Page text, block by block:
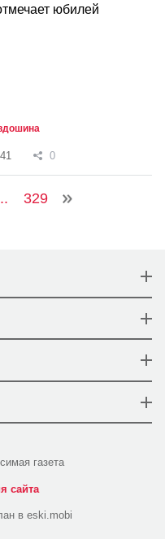
юбилей
0
329
газета
сайта
в eski.mobi